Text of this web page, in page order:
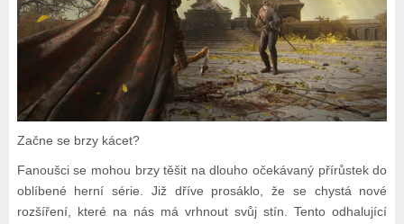
Začne se brzy kácet?
Fanoušci se mohou brzy těšit na dlouho očekávaný přírůstek do
oblíbené herní série. Již dříve prosáklo, že se chystá nové
rozšíření, které na nás má vrhnout svůj stín. Tento odhalující